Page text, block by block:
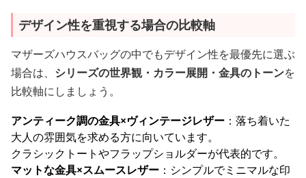
デザイン性を重視する場合の比較軸
マザーズハウスバッグの中でもデザイン性を最優先に選ぶ
場合は、 シリーズの世界観・カラー展開・金具のトーンを
比較軸にしましょう。
アンティーク調の金具×ヴィンテージレザー ：落ち着いた
大人の雰囲気を求める方に向いています。
クラシックトートやフラップショルダーが代表的です。
マットな金具×スムースレザー ：シンプルでミニマルな印